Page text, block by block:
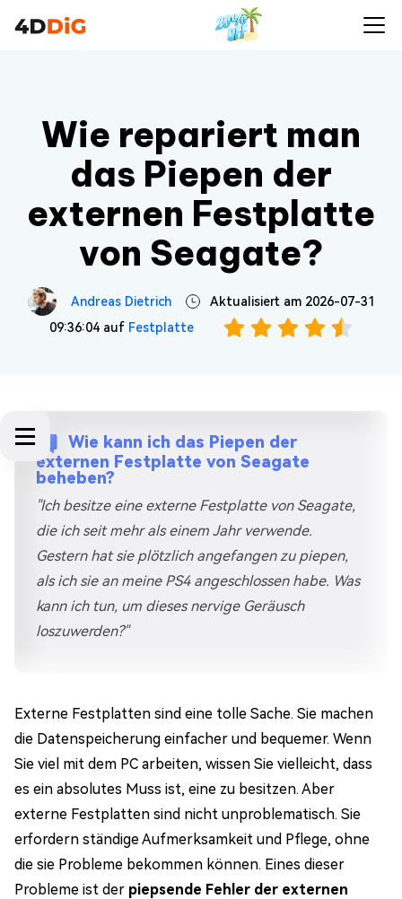
Wie repariert man
das Piepen der
externen Festplatte
von Seagate?
Andreas Dietrich
Aktualisiert am 2026-07-31
09:36:04 auf Festplatte
Wie kann ich das Piepen der
externen Festplatte von Seagate
beheben?
"Ich besitze eine externe Festplatte von Seagate,
die ich seit mehr als einem Jahr verwende.
Gestern hat sie plötzlich angefangen zu piepen,
als ich sie an meine PS4 angeschlossen habe. Was
kann ich tun, um dieses nervige Geräusch
loszuwerden?"
Externe Festplatten sind eine tolle Sache. Sie machen
die Datenspeicherung einfacher und bequemer. Wenn
Sie viel mit dem PC arbeiten, wissen Sie vielleicht, dass
es ein absolutes Muss ist, eine zu besitzen. Aber
externe Festplatten sind nicht unproblematisch. Sie
erfordern ständige Aufmerksamkeit und Pflege, ohne
die sie Probleme bekommen können. Eines dieser
Probleme ist der piepsende Fehler der externen